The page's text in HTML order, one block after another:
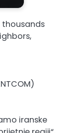
iranske